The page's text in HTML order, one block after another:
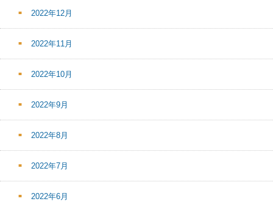
2022年12月
2022年11月
2022年10月
2022年9月
2022年8月
2022年7月
2022年6月